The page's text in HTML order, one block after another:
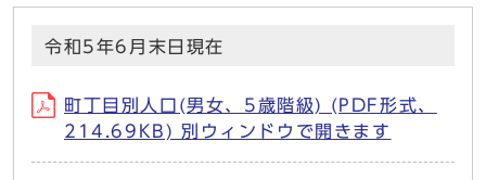
令和5年6月末日現在
町丁目別人口(男女、5歳階級) (PDF形式、
214.69KB) 別ウィンドウで開きます